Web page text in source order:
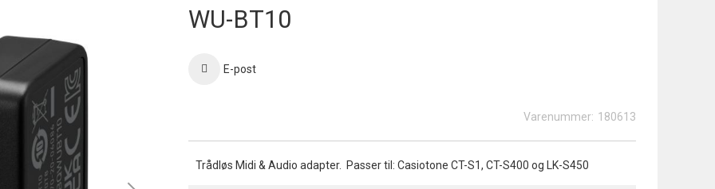
WU-BT10
E-post
Varenummer: 180613
Trådløs Midi & Audio adapter. Passer til: Casiotone CT-S1, CT-S400 og LK-S450